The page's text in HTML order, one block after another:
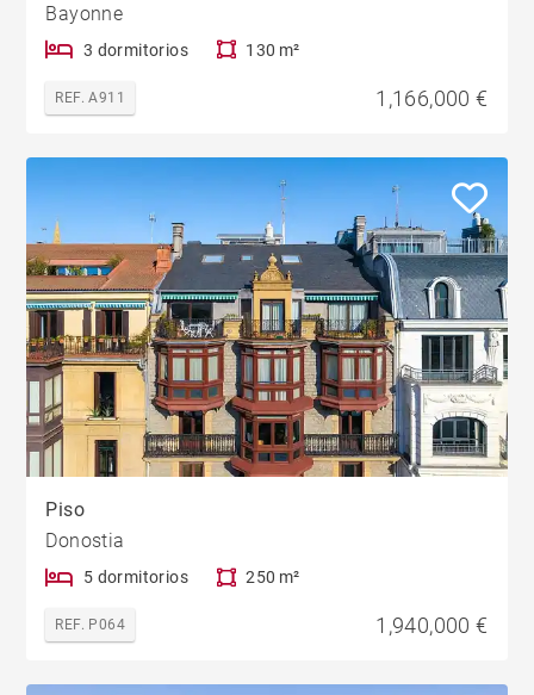
Bayonne
3 dormitorios 130 m²
REF. A911 1,166,000 €
Piso
Donostia
5 dormitorios 250 m²
REF. P064 1,940,000 €